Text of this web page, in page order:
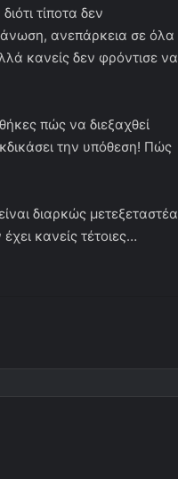
τίποτα δεν
ανεπάρκεια σε όλα
κανείς δεν φρόντισε να
πώς να διεξαχθεί
την υπόθεση! Πώς
διαρκώς μετεξεταστέα
κανείς τέτοιες…